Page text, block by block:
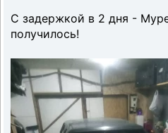
С задержкой в 2 дня -
получилось!